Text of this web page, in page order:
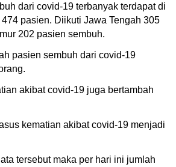
dari covid-19 terbanyak terdapat di
pasien. Diikuti Jawa Tengah 305
202 pasien sembuh.
pasien sembuh dari covid-19
akibat covid-19 juga bertambah
kematian akibat covid-19 menjadi
tersebut maka per hari ini jumlah